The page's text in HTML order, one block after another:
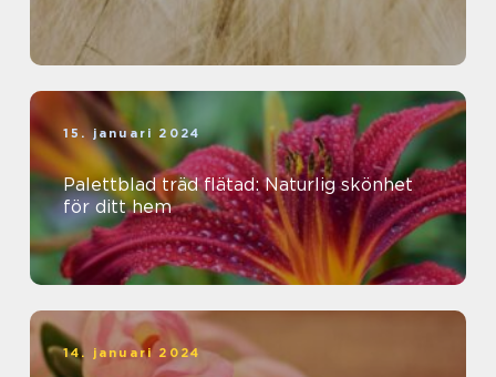
15. januari 2024
Palettblad träd flätad: Naturlig skönhet
för ditt hem
14. januari 2024